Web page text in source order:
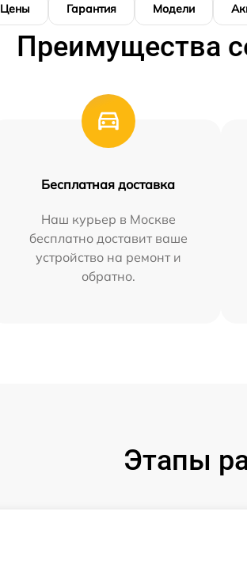
Цены Гарантия Модели
Преимущества
Бесплатная доставка
Наш курьер в Москве
бесплатно доставит ваше
устройство на ремонт и
обратно.
Этапы